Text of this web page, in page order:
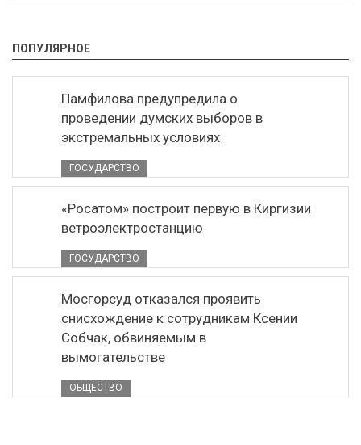
ПОПУЛЯРНОЕ
Памфилова предупредила о
проведении думских выборов в
экстремальных условиях
ГОСУДАРСТВО
«Росатом» построит первую в Киргизии
ветроэлектростанцию
ГОСУДАРСТВО
Мосгорсуд отказался проявить
снисхождение к сотрудникам Ксении
Собчак, обвиняемым в
вымогательстве
ОБЩЕСТВО